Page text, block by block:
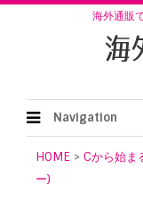
海外通販
Navigation
HOME > Cから始ま
ー)